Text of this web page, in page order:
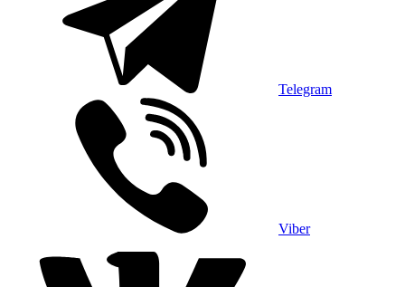
Telegram
Viber